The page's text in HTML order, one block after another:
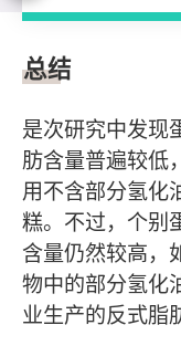
总结及建议
总结
是次研究中发现
肪含量普遍较低
用不含部分氢化
糕。不过，个别
含量仍然较高，
物中的部分氢化
业生产的反式脂